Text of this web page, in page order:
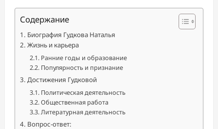
Содержание
Биография Гудкова Наталья
Жизнь и карьера
Ранние годы и образование
Популярность и признание
Достижения Гудковой
Политическая деятельность
Общественная работа
Литературная деятельность
Вопрос-ответ: